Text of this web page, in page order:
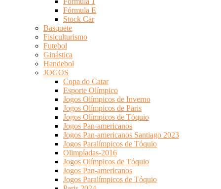
Fórmula E
Stock Car
Basquete
Fisiculturismo
Futebol
Ginástica
Handebol
JOGOS
Copa do Catar
Esporte Olímpico
Jogos Olímpicos de Inverno
Jogos Olímpicos de Paris
Jogos Olímpicos de Tóquio
Jogos Pan-americanos
Jogos Pan-americanos Santiago 2023
Jogos Paralímpicos de Tóquio
Olimpíadas-2016
Jogos Olímpicos de Tóquio
Jogos Pan-americanos
Jogos Paralímpicos de Tóquio